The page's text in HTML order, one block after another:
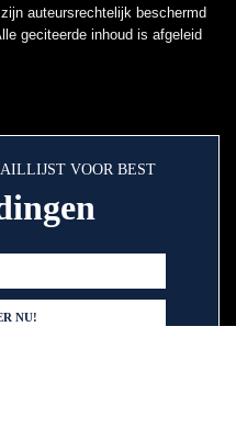
auteursrechtelijk beschermd
geciteerde inhoud is afgeleid
VOOR BEST